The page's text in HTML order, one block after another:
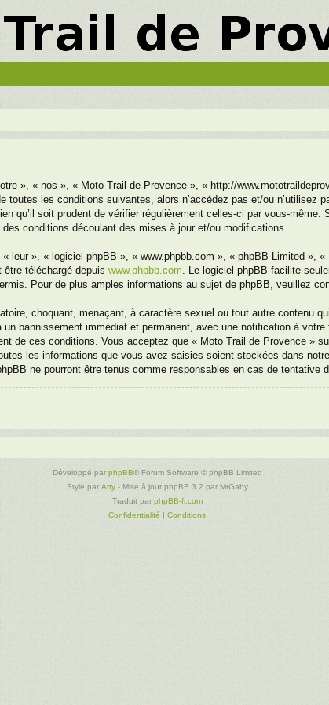
», « nos », « Moto Trail de Provence », « http://
toutes les conditions suivantes, alors n’accédez pas et/ou
qu’il soit prudent de vérifier régulièrement celles-ci par vous-
conditions découlant des mises à jour et/ou modifications.
leur », « logiciel phpBB », « www.phpbb.com », « phpBB Limited »,
téléchargé depuis www.phpbb.com . Le logiciel phpBB facilite
Pour de plus amples informations au sujet de phpBB, veuillez
choquant, menaçant, à caractère sexuel ou tout autre contenu
bannissement immédiat et permanent, avec une notification à
de ces conditions. Vous acceptez que « Moto Trail de Provence »
les informations que vous avez saisies soient stockées dans
ne pourront être tenus comme responsables en cas de tentative
Développé par phpBB® Forum Software © phpBB Limited
Style par Arty- Mise à jour phpBB 3.2 par MrGaby
Traduit par phpBB-fr.com
Confidentialité | Conditions